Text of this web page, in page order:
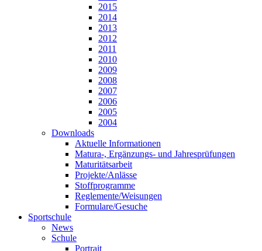
2015
2014
2013
2012
2011
2010
2009
2008
2007
2006
2005
2004
Downloads
Aktuelle Informationen
Matura-, Ergänzungs- und Jahresprüfungen
Maturitätsarbeit
Projekte/Anlässe
Stoffprogramme
Reglemente/Weisungen
Formulare/Gesuche
Sportschule
News
Schule
Portrait